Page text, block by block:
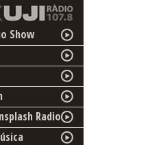
Show
Radio